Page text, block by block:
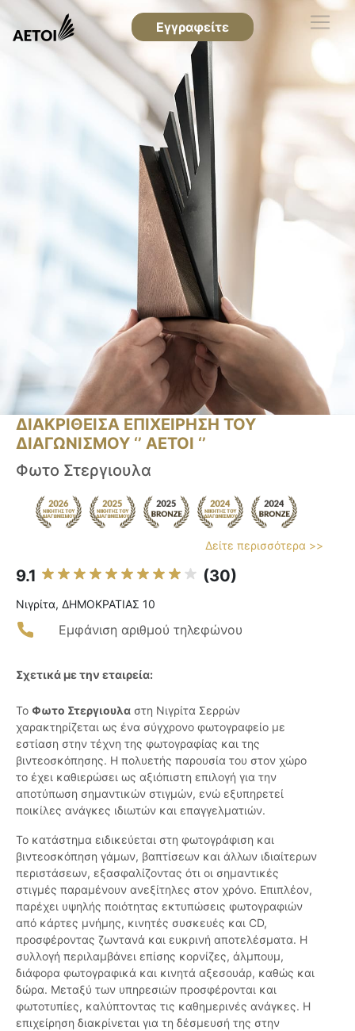
Εγγραφείτε
ΔΙΑΚΡΙΘΕΙΣΑ ΕΠΙΧΕΙΡΗΣΗ ΤΟΥ
ΔΙΑΓΩΝΙΣΜΟΥ ‘’ ΑΕΤΟΙ ‘’
Φωτο Στεργιουλα
Δείτε περισσότερα >>
9.1 (30)
Νιγρίτα, ΔΗΜΟΚΡΑΤΙΑΣ 10
Εμφάνιση αριθμού τηλεφώνου
Σχετικά με την εταιρεία:
Το Φωτο Στεργιουλα στη Νιγρίτα Σερρών
χαρακτηρίζεται ως ένα σύγχρονο φωτογραφείο με
εστίαση στην τέχνη της φωτογραφίας και της
βιντεοσκόπησης. Η πολυετής παρουσία του στον χώρο
το έχει καθιερώσει ως αξιόπιστη επιλογή για την
αποτύπωση σημαντικών στιγμών, ενώ εξυπηρετεί
ποικίλες ανάγκες ιδιωτών και επαγγελματιών.
Το κατάστημα ειδικεύεται στη φωτογράφιση και
βιντεοσκόπηση γάμων, βαπτίσεων και άλλων ιδιαίτερων
περιστάσεων, εξασφαλίζοντας ότι οι σημαντικές
στιγμές παραμένουν ανεξίτηλες στον χρόνο. Επιπλέον,
παρέχει υψηλής ποιότητας εκτυπώσεις φωτογραφιών
από κάρτες μνήμης, κινητές συσκευές και CD,
προσφέροντας ζωντανά και ευκρινή αποτελέσματα. Η
συλλογή περιλαμβάνει επίσης κορνίζες, άλμπουμ,
διάφορα φωτογραφικά και κινητά αξεσουάρ, καθώς και
δώρα. Μεταξύ των υπηρεσιών προσφέρονται και
φωτοτυπίες, καλύπτοντας τις καθημερινές ανάγκες. Η
επιχείρηση διακρίνεται για τη δέσμευσή της στην